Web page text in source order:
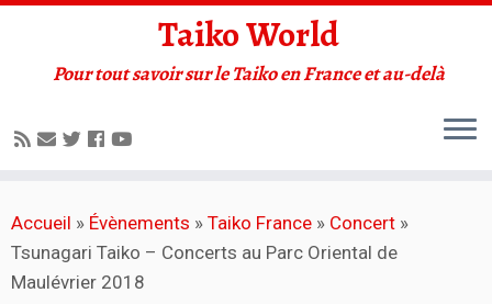
Taiko World
Pour tout savoir sur le Taiko en France et au-delà
Accueil » Évènements » Taiko France » Concert »
Tsunagari Taiko – Concerts au Parc Oriental de
Maulévrier 2018